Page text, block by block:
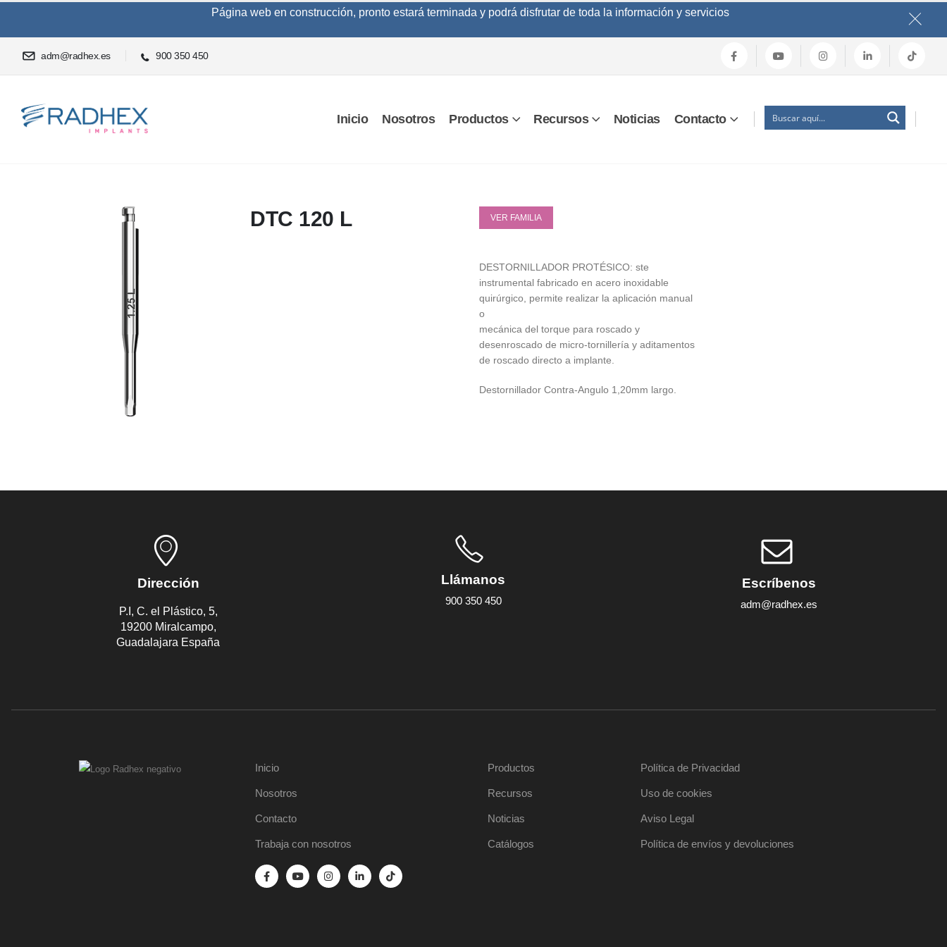
Página web en construcción, pronto estará terminada y podrá disfrutar de toda la información y servicios
adm@radhex.es 900 350 450
Inicio Nosotros Productos Recursos Noticias Contacto
DTC 120 L VER FAMILIA
DESTORNILLADOR PROTÉSICO: ste
instrumental fabricado en acero inoxidable
quirúrgico, permite realizar la aplicación manual
o
mecánica del torque para roscado y
desenroscado de micro-tornillería y aditamentos
de roscado directo a implante.
Destornillador Contra-Angulo 1,20mm largo.
Dirección
P.I, C. el Plástico, 5,
19200 Miralcampo,
Guadalajara España
Llámanos
900 350 450
Escríbenos
adm@radhex.es
Inicio
Nosotros
Contacto
Trabaja con nosotros
Productos
Recursos
Noticias
Catálogos
Política de Privacidad
Uso de cookies
Aviso Legal
Política de envíos y devoluciones